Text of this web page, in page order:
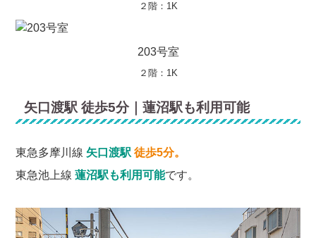
２階：1K
203号室
２階：1K
矢口渡駅 徒歩5分｜蓮沼駅も利用可能
東急多摩川線 矢口渡駅 徒歩5分。
東急池上線蓮沼駅も利用可能です。